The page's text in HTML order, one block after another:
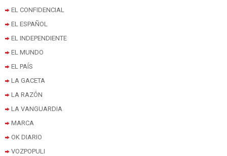
EL CONFIDENCIAL
EL ESPAÑOL
EL INDEPENDIENTE
EL MUNDO
EL PAÍS
LA GACETA
LA RAZÓN
LA VANGUARDIA
MARCA
OK DIARIO
VOZPOPULI